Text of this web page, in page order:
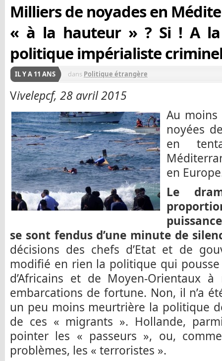
Milliers de noyades en
« à la hauteur » ? Si ! A
politique impérialiste
IL Y A 11 ANS dans Politique étrangère
Vivelepcf, 28 avril 2015
Au
noyées
en
en
Le
se sont fendus d’une minute de
décisions des chefs d’Etat et de
modifié en rien la politique qui
d’Africains et de Moyen-Orientaux
embarcations de fortune. Non, il n’a
un peu moins meurtrière la politique
de ces « migrants ». Hollande,
pointer les « passeurs », ou,
problèmes, les « terroristes ».